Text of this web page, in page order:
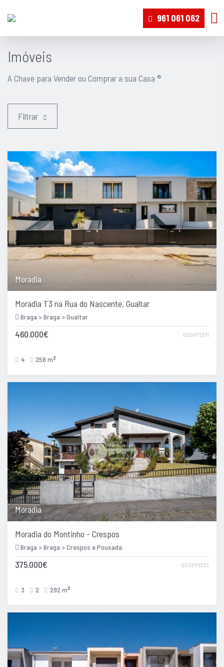
961 061 062
Imóveis
A Chave para Vender ou Comprar a sua Casa ®
Filtrar
Moradia
Moradia T3 na Rua do Nascente, Gualtar
Braga > Braga > Gualtar
GDSPT1271
460.000€
4 258 m 2
Moradia
Moradia do Montinho - Crespos
Braga > Braga > Crespos e Pousada
GDSPT1332
375.000€
3 2 292 m 2